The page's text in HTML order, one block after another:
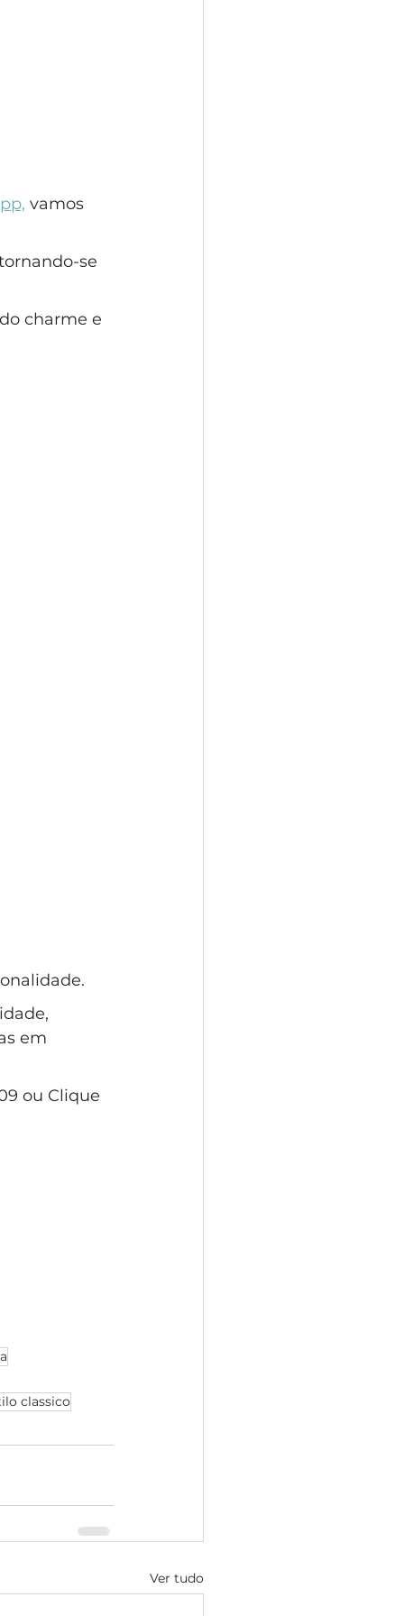
vamos
se
charme e
em
ou Clique
classico
Ver tudo